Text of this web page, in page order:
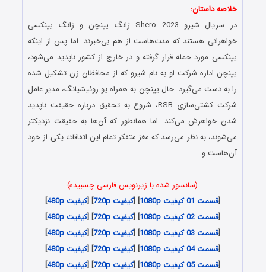
خلاصه داستان:
در سریال شیرو Shero 2023 ژانگ یینچن و ژانگ یینکسی
خواهرانی هستند که مدت‌هاست از هم بی‌خبرند. اما پس از اینکه
یینکسی مورد حمله قرار گرفته و در خارج از کشور ناپدید می‌شود،
یینچن اداره شرکت او به نام شیرو که از محافظان زن تشکیل شده
را به دست می‌گیرد. حال یینچن به همراه یو روئیشیانگ، مدیر عامل
شرکت کشتی‌سازی RSB، شروع به تحقیق درباره حقیقت ناپدید
شدن خواهرش می‌کند. اما همانطور که آن‌ها به حقیقت نزدیکتر
می‌شوند، به نظر می‌رسد که مغز متفکر تمام این اتفاقات یکی از خود
آن‌هاست و…
(سانسور شده با زیرنویس فارسی چسبیده)
[قسمت 01 کیفیت 1080p ] [کیفیت 720p ] [کیفیت 480p
]
[قسمت 02 کیفیت 1080p ] [کیفیت 720p ] [کیفیت 480p
]
[قسمت 03 کیفیت 1080p ] [کیفیت 720p ] [کیفیت 480p
]
[قسمت 04 کیفیت 1080p ] [کیفیت 720p ] [کیفیت 480p
]
[قسمت 05 کیفیت 1080p ] [کیفیت 720p ] [کیفیت 480p
]